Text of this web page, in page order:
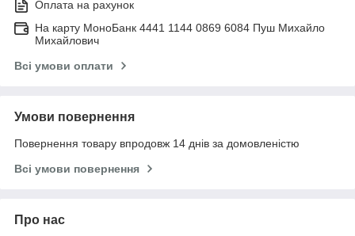
Оплата на рахунок
На карту МоноБанк 4441 1144 0869 6084 Пуш Михайло
Михайлович
Всі умови оплати
Умови повернення
Повернення товару впродовж 14 днів за домовленістю
Всі умови повернення
Про нас